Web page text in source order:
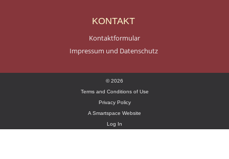
KONTAKT
Kontaktformular
Impressum und Datenschutz
© 2026
Terms and Conditions of Use
Privacy Policy
A Smartspace Website
Log In